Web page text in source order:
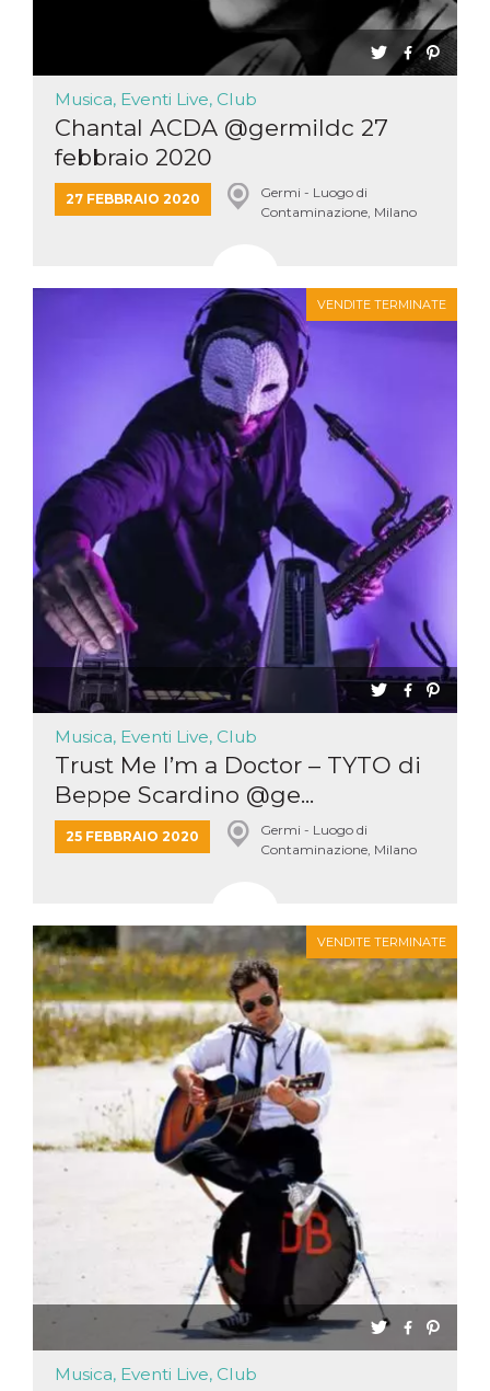
Musica, Eventi Live, Club
Chantal ACDA @germildc 27
febbraio 2020
27 FEBBRAIO 2020
Germi - Luogo di
Contaminazione, Milano
VENDITE TERMINATE
Musica, Eventi Live, Club
Trust Me I’m a Doctor – TYTO di
Beppe Scardino @ge...
25 FEBBRAIO 2020
Germi - Luogo di
Contaminazione, Milano
VENDITE TERMINATE
Musica, Eventi Live, Club